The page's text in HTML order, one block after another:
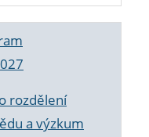
rozdělení
a výzkum